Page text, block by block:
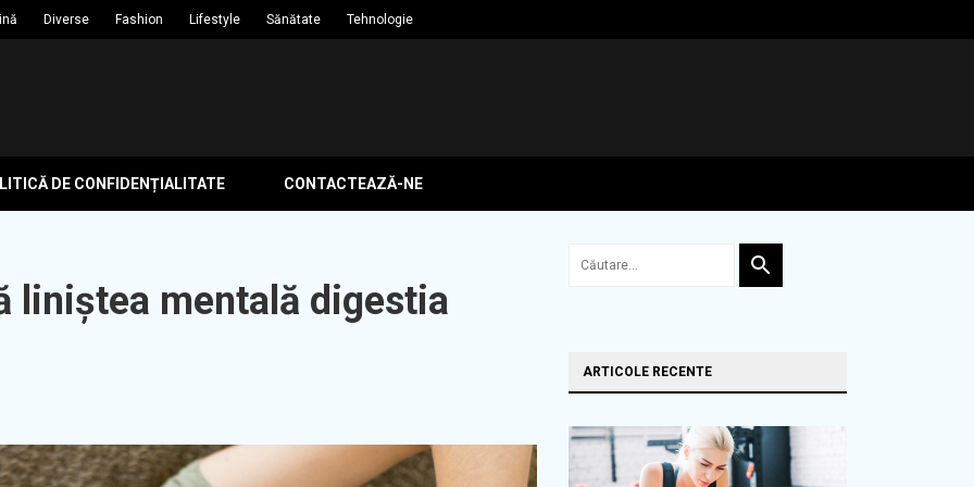
Diverse Fashion Lifestyle Sănătate Tehnologie
DE CONFIDENȚIALITATE CONTACTEAZĂ-NE
liniștea mentală digestia
ARTICOLE RECENTE